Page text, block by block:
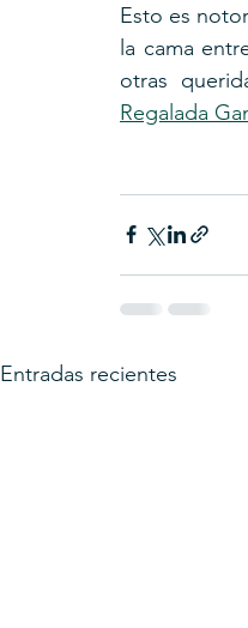
Esto es
la cama
otras
Regalada
Entradas recientes